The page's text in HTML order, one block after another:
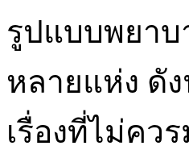
รูปแบบพยาบ
หลายแห่ง ดั
เรื่องที่ไม่คว